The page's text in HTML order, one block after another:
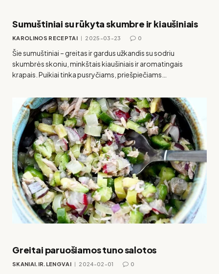
Sumuštiniai su rūkyta skumbre ir kiaušiniais
KAROLINOS RECEPTAI 2025-03-23 0
Šie sumuštiniai – greitas ir gardus užkandis su sodriu
skumbrės skoniu, minkštais kiaušiniais ir aromatingais
krapais. Puikiai tinka pusryčiams, priešpiečiams…
Greitai paruošiamos tuno salotos
SKANIAI.IR.LENGVAI 2024-02-01 0